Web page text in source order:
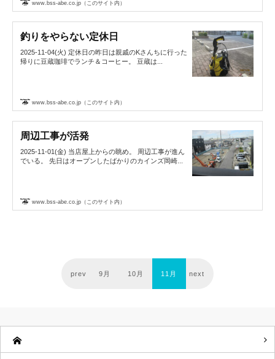
www.bss-abe.co.jp（このサイト内）
釣りをやらない定休日
2025-11-04(火) 定休日の昨日は親戚のKさんちに行った
帰りに豆蔵珈琲でランチ＆コーヒー。 豆蔵は...
www.bss-abe.co.jp（このサイト内）
周辺工事が活発
2025-11-01(金) 当店屋上からの眺め。 周辺工事が進ん
でいる。 先日はオープンしたばかりのカインズ岡崎...
www.bss-abe.co.jp（このサイト内）
prev 9月 10月 11月 next